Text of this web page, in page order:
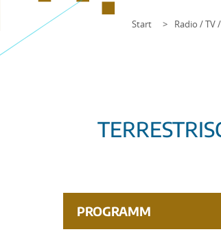
Start Radio / TV
PROGRAMM